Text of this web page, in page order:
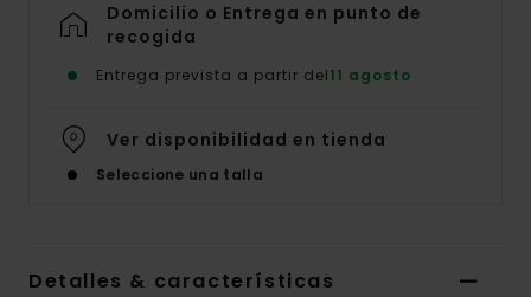
Domicilio o Entrega en punto de
recogida
Entrega prevista a partir del11 agosto
Ver disponibilidad en tienda
Seleccione una talla
Detalles & características